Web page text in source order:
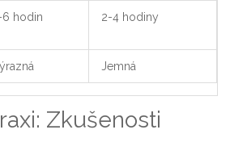
6 hodin 2-4 hodiny
Jemná
Zkušenosti